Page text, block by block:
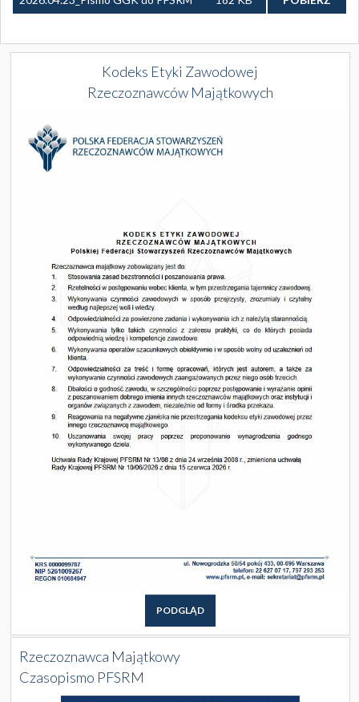
modernizacją EGiB.pdf
dot. upublicznienia zmian danych
Kodeks Etyki Zawodowej
Rzeczoznawców Majątkowych
PODGLĄD
Rzeczoznawca Majątkowy
Czasopismo PFSRM